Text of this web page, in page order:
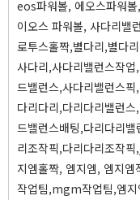
eos파워볼, 에오스파워
이오스 파워볼, 사다리밸
로투스홀짝,별다리,별다
사다리,사다리밸런스작
드밸런스,사다리밸런스
다리다리,다리다리밸런
드밸런스배팅,다리다리
리조작픽,다리다리조작
지엠홀짝, 엠지엠, 엠지
작업팀,mgm작업팀,엠